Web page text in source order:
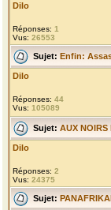
Dilo
Réponses: 1
Vus: 26553
Sujet: Enfin:
Dilo
Réponses: 44
Vus: 105089
Sujet: AUX NOIRS
Dilo
Réponses: 2
Vus: 24375
Sujet: